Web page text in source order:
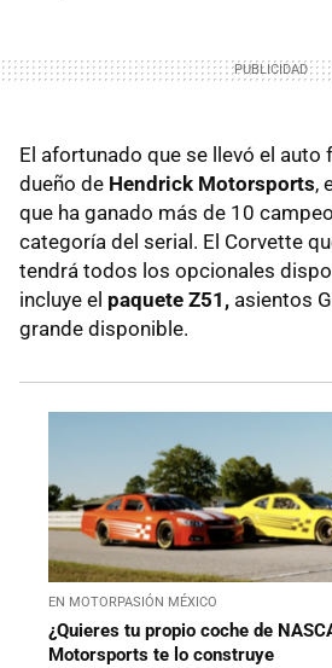
El afortunado que se llevó el auto
dueño de Hendrick Motorsports,
que ha ganado más de 10
categoría del serial. El Corvette
tendrá todos los opcionales
incluye el paquete Z51, asientos
grande disponible.
EN MOTORPASIÓN MÉXICO
¿Quieres tu propio coche de
Motorsports te lo construye